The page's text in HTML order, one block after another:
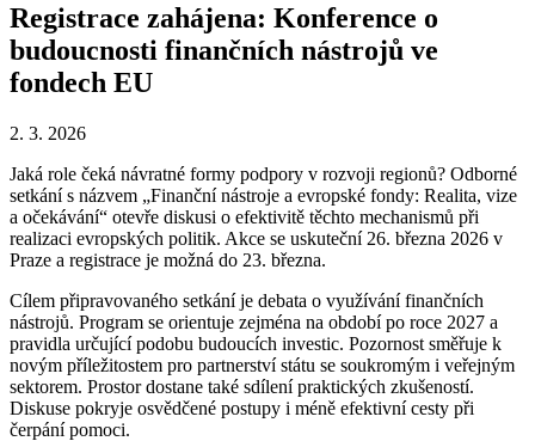
Registrace zahájena: Konference o
budoucnosti finančních nástrojů ve
fondech EU
2. 3. 2026
Jaká role čeká návratné formy podpory v rozvoji regionů? Odborné
setkání s názvem „Finanční nástroje a evropské fondy: Realita, vize
a očekávání“ otevře diskusi o efektivitě těchto mechanismů při
realizaci evropských politik. Akce se uskuteční 26. března 2026 v
Praze a registrace je možná do 23. března.
Cílem připravovaného setkání je debata o využívání finančních
nástrojů. Program se orientuje zejména na období po roce 2027 a
pravidla určující podobu budoucích investic. Pozornost směřuje k
novým příležitostem pro partnerství státu se soukromým i veřejným
sektorem. Prostor dostane také sdílení praktických zkušeností.
Diskuse pokryje osvědčené postupy i méně efektivní cesty při
čerpání pomoci.